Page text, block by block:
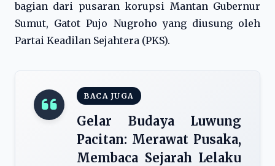
bagian dari pusaran korupsi Mantan Gubernur
Sumut, Gatot Pujo Nugroho yang diusung oleh
Partai Keadilan Sejahtera (PKS).
BACA JUGA
Gelar Budaya Luwung
Pacitan: Merawat Pusaka,
Membaca Sejarah Lelaku